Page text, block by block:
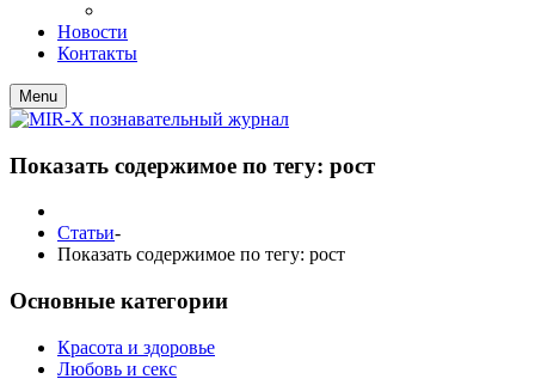
Новости
Контакты
Menu
Показать содержимое по тегу: рост
Статьи-
Показать содержимое по тегу: рост
Основные категории
Красота и здоровье
Любовь и секс